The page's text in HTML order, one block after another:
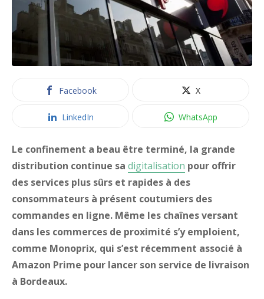
Facebook X
LinkedIn WhatsApp
Le confinement a beau être terminé, la grande
distribution continue sa digitalisation pour offrir
des services plus sûrs et rapides à des
consommateurs à présent coutumiers des
commandes en ligne. Même les chaînes versant
dans les commerces de proximité s’y emploient,
comme Monoprix, qui s’est récemment associé à
Amazon Prime pour lancer son service de livraison
à Bordeaux.